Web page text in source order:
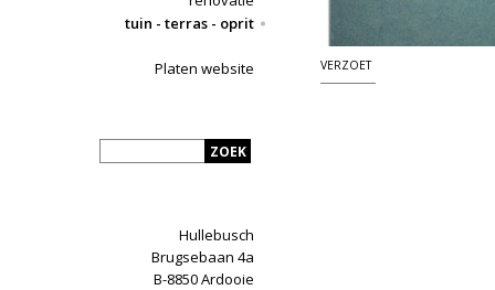
tuin - terras - oprit
Platen website
Hullebusch
Brugsebaan 4a
B-8850 Ardooie
VERZOET